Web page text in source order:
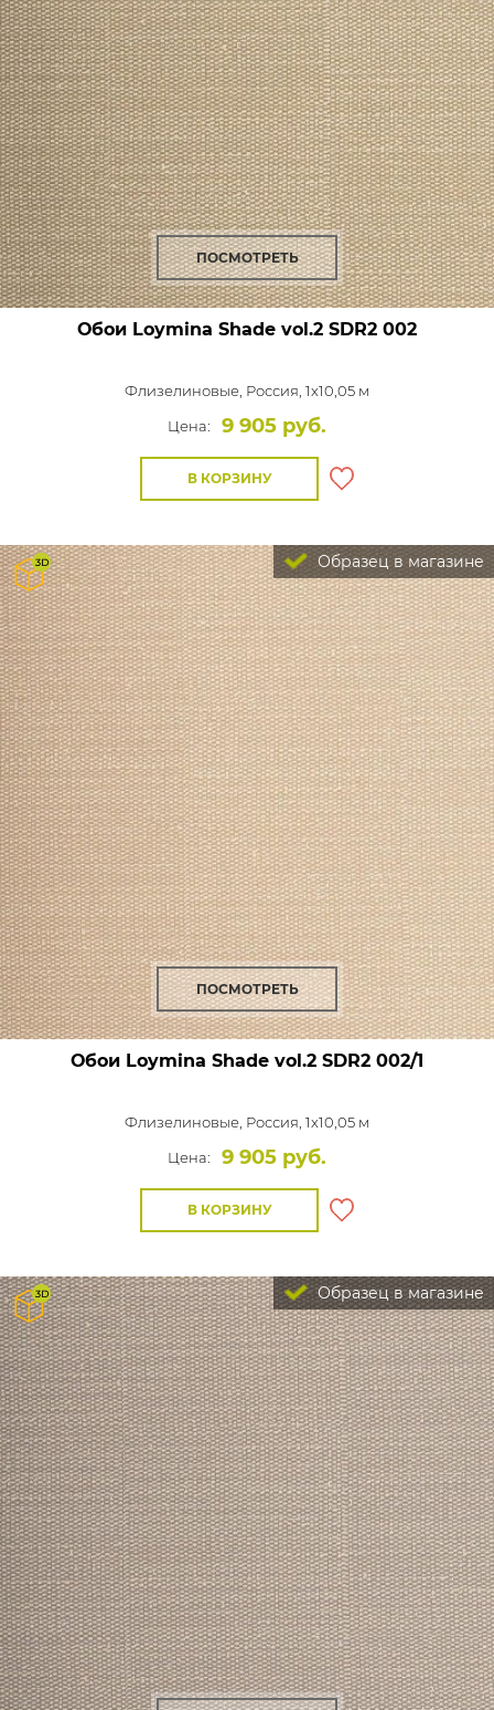
ПОСМОТРЕТЬ
Обои Loymina Shade vol.2 SDR2 002
Флизелиновые, Россия, 1x10,05 м
Цена:
9 905 руб.
В КОРЗИНУ
Образец в магазине
ПОСМОТРЕТЬ
Обои Loymina Shade vol.2 SDR2 002/1
Флизелиновые, Россия, 1x10,05 м
Цена:
9 905 руб.
В КОРЗИНУ
Образец в магазине